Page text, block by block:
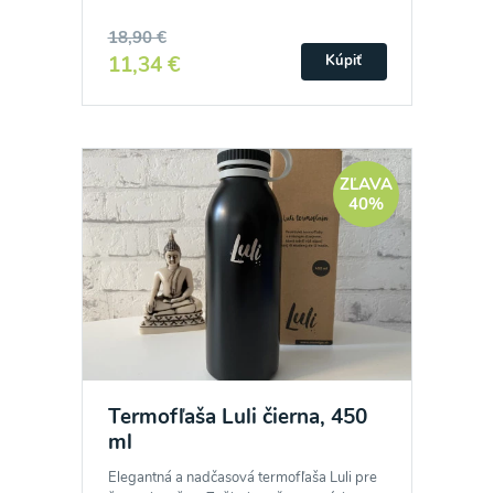
18,90 €
11,34 € Kúpiť
ZĽAVA
40%
Termofľaša Luli čierna, 450
ml
Elegantná a nadčasová termofľaša Luli pre
Odber noviniek a akcií
Odoslaním registrácie na Newsletter súhlasím so
spracovaním osobných údajov pre účely